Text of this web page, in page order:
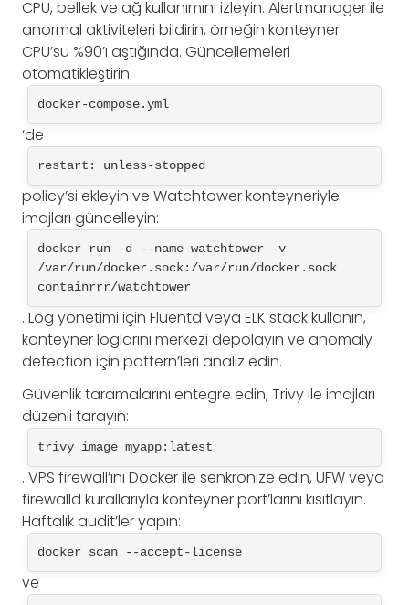
CPU, bellek ve ağ kullanımını izleyin. Alertmanager ile
anormal aktiviteleri bildirin, örneğin konteyner
CPU’su %90’ı aştığında. Güncellemeleri
otomatikleştirin:
docker-compose.yml
‘de
restart: unless-stopped
policy’si ekleyin ve Watchtower konteyneriyle
imajları güncelleyin:
docker run -d --name watchtower -v
/var/run/docker.sock:/var/run/docker.sock
containrrr/watchtower
. Log yönetimi için Fluentd veya ELK stack kullanın,
konteyner loglarını merkezi depolayın ve anomaly
detection için pattern’leri analiz edin.
Güvenlik taramalarını entegre edin; Trivy ile imajları
düzenli tarayın:
trivy image myapp:latest
. VPS firewall’ını Docker ile senkronize edin, UFW veya
firewalld kurallarıyla konteyner port’larını kısıtlayın.
Haftalık audit’ler yapın:
docker scan --accept-license
ve